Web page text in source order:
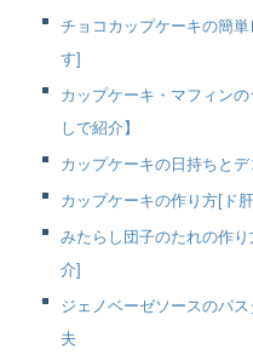
チョコカップケーキの簡
す]
カップケーキ・マフィン
しで紹介】
カップケーキの日持ちと
カップケーキの作り方[ド
みたらし団子のたれの作
介]
ジェノベーゼソースのパ
夫